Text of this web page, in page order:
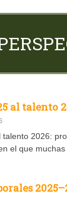
al talento
talento 2026:
el que